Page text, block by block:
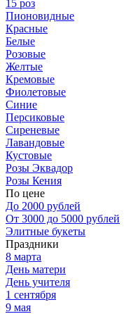
15 роз
Пионовидные
Красные
Белые
Розовые
Желтые
Кремовые
Фиолетовые
Синие
Персиковые
Сиреневые
Лавандовые
Кустовые
Розы Эквадор
Розы Кения
По цене
До 2000 рублей
От 3000 до 5000 рублей
Элитные букеты
Праздники
8 марта
День матери
День учителя
1 сентября
9 мая